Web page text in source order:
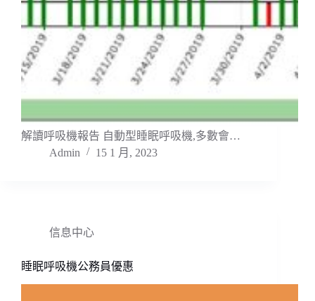
解讀呼吸機報告 自動型睡眠呼吸機,多數會…
Admin
15 1 月, 2023
信息中心
睡眠呼吸機公務員優惠